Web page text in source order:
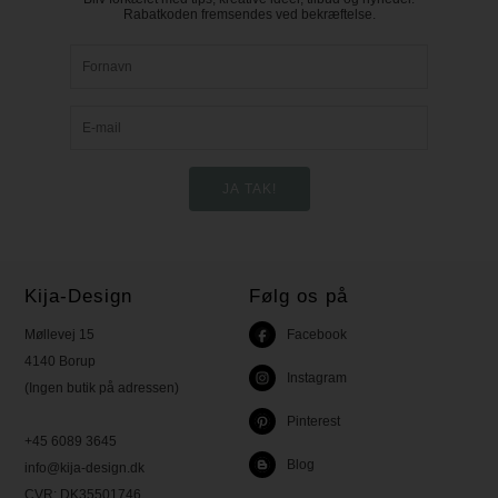
Rabatkoden fremsendes ved bekræftelse.
Kija-Design
Møllevej 15
4140 Borup
(Ingen butik på adressen)
+45 6089 3645
info@kija-design.dk
Følg os på
Facebook
Instagram
Pinterest
Blog